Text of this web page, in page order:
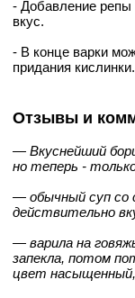
- Добавление репы
вкус.
- В конце варки
придания кислинки.
Отзывы и
— Вкуснейший
но теперь -
— обычный суп со
действительно
— варила на
запекла, потом
цвет насыщенный,